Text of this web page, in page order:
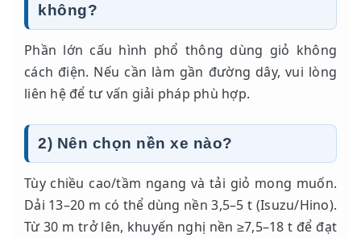
không?
Phần lớn cấu hình phổ thông dùng giỏ không
cách điện. Nếu cần làm gần đường dây, vui lòng
liên hệ để tư vấn giải pháp phù hợp.
2) Nên chọn nền xe nào?
Tùy chiều cao/tầm ngang và tải giỏ mong muốn.
Dải 13–20 m có thể dùng nền 3,5–5 t (Isuzu/Hino).
Từ 30 m trở lên, khuyến nghị nền ≥7,5–18 t để đạt